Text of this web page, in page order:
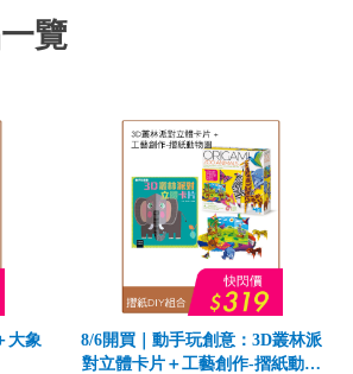
覽
大象
8/6開買｜動手玩創意：3D叢林派
對立體卡片＋工藝創作-摺紙動物